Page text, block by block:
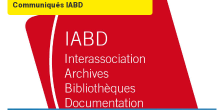
Communiqués IABD